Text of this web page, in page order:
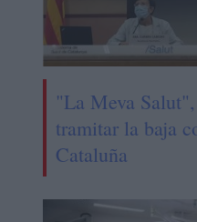
"La Meva
tramitar la baja
Cataluña